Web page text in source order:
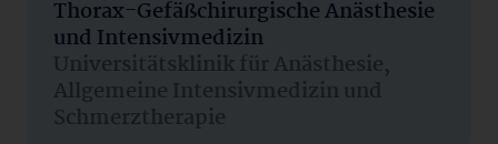
Thorax-Gefäßchirurgische Anästhesie
und Intensivmedizin
Universitätsklinik für Anästhesie,
Allgemeine Intensivmedizin und
Schmerztherapie